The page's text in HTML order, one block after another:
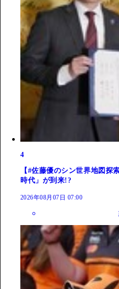
4
【#佐藤優のシン世界地図探
時代」が到来!?
2026年08月07日 07:00